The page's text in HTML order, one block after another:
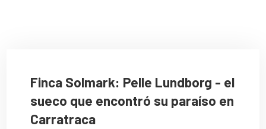
Finca Solmark: Pelle Lundborg - el
sueco que encontró su paraíso en
Carratraca